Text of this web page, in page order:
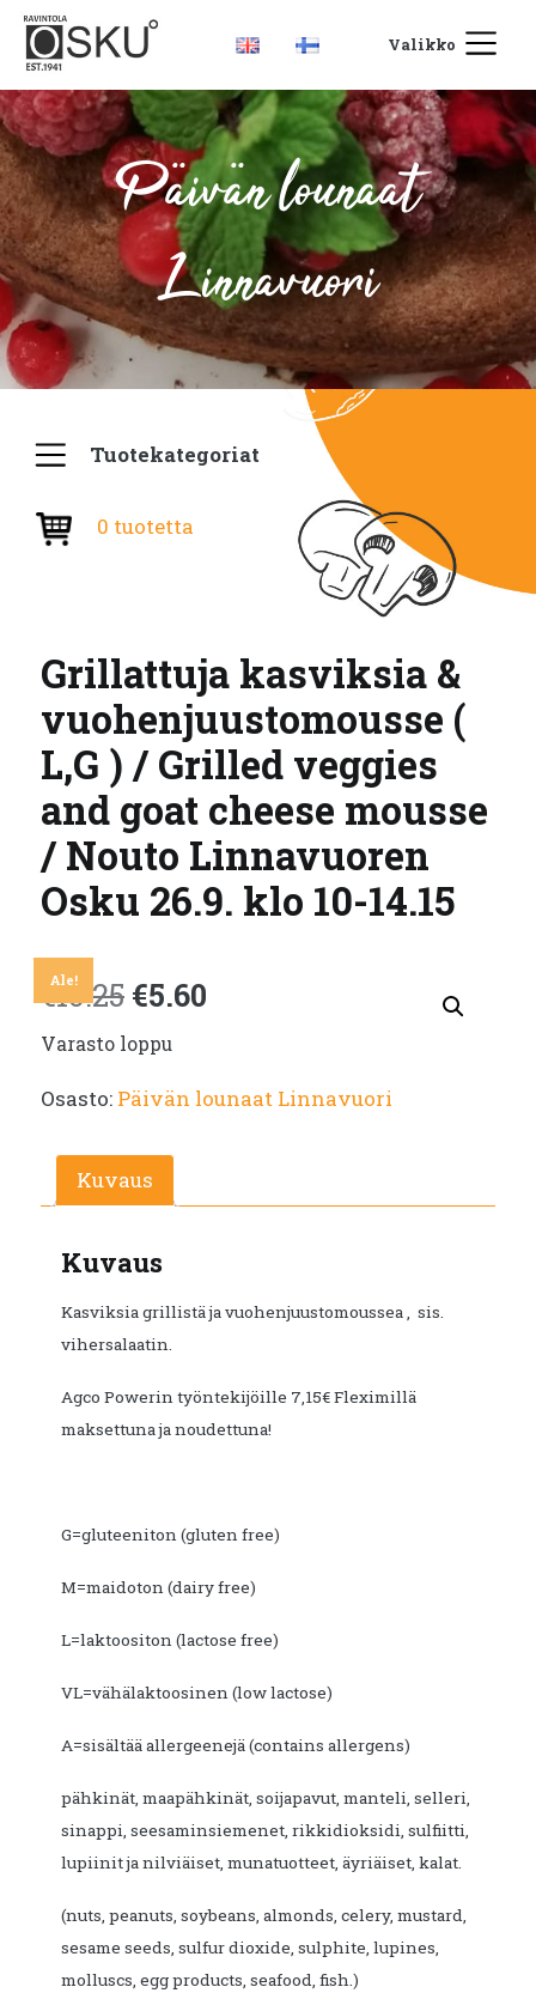
Valikko
Päivän lounaat
Linnavuori
Tuotekategoriat
0 tuotetta
Grillattuja kasviksia &
vuohenjuustomousse (
L,G ) / Grilled veggies
and goat cheese mousse
/ Nouto Linnavuoren
Osku 26.9. klo 10-14.15
Ale!
€10.25 Alkuperäinen
hinta
oli:
€10.25.
€5.60
on:
Varasto loppu
Osasto: Päivän lounaat Linnavuori
Kuvaus
Kuvaus
Kasviksia grillistä ja vuohenjuustomoussea , sis.
vihersalaatin.
Agco Powerin työntekijöille 7,15€ Fleximillä
maksettuna ja noudettuna!
G=gluteeniton (gluten free)
M=maidoton (dairy free)
L=laktoositon (lactose free)
VL=vähälaktoosinen (low lactose)
A=sisältää allergeenejä (contains allergens)
pähkinät, maapähkinät, soijapavut, manteli, selleri,
sinappi, seesaminsiemenet, rikkidioksidi, sulfiitti,
lupiinit ja nilviäiset, munatuotteet, äyriäiset, kalat.
(nuts, peanuts, soybeans, almonds, celery, mustard,
sesame seeds, sulfur dioxide, sulphite, lupines,
molluscs, egg products, seafood, fish.)